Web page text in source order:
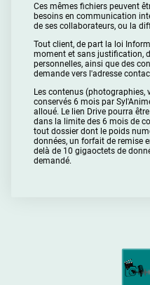
Ces mêmes fichiers peuvent
besoins en communication
de ses collaborateurs, ou la
Tout client, de part la loi
moment et sans justification,
personnelles, ainsi que des
demande vers l'adresse
Les contenus
conservés 6 mois par
alloué. Le lien Drive pourra
dans la limite des 6 mois de
tout dossier dont le poids
données, un forfait de remise
delà de 10 gigaoctets de
demandé.